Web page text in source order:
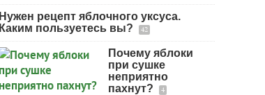
Нужен рецепт яблочного уксуса.
Каким пользуетесь вы?
42
Почему яблоки
при сушке
неприятно
пахнут?
4